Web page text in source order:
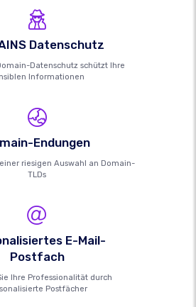
Datenschutz
Datenschutz schützt Ihre
Informationen
Endungen
riesigen Auswahl an Domain-
TLDs
E-Mail-
Postfach
Ihre Professionalität durch
Postfächer